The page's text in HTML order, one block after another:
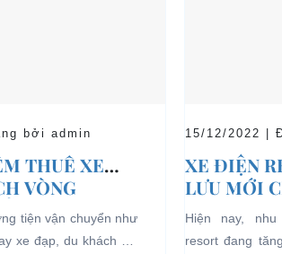
bởi admin
THUÊ XE
VÒNG
tiện vận chuyển như
xe đạp, du khách khi
15/12/2022 |
XE ĐIỆN
LƯU MỚI
LỊCH NGHĨ
Hiện nay,
resort đang